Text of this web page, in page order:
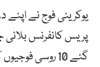
یوکرینی فوج نے
پریس کانفرنس
گئے 10 روسی